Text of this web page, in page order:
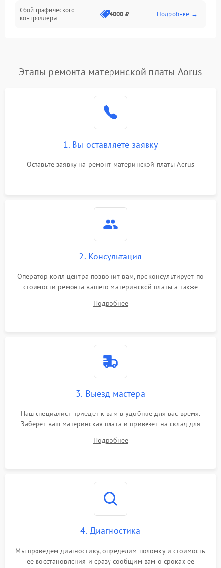
Сбой графического
контроллера
4000 ₽ Подробнее →
Этапы ремонта материнской платы Aorus
1. Вы оставляете заявку
Оставьте заявку на ремонт материнской платы Aorus
2. Консультация
Оператор колл центра позвонит вам, проконсультирует по
стоимости ремонта вашего материнской платы а также
Подробнее
3. Выезд мастера
Наш специалист приедет к вам в удобное для вас время.
Заберет ваш материнская плата и привезет на склад для
Подробнее
4. Диагностика
Мы проведем диагностику, определим поломку и стоимость
ее восстановления и сразу сообщим вам о сроках ее